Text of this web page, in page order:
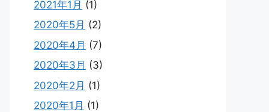
2021年1月 (1)
2020年5月 (2)
2020年4月 (7)
2020年3月 (3)
2020年2月 (1)
2020年1月 (1)